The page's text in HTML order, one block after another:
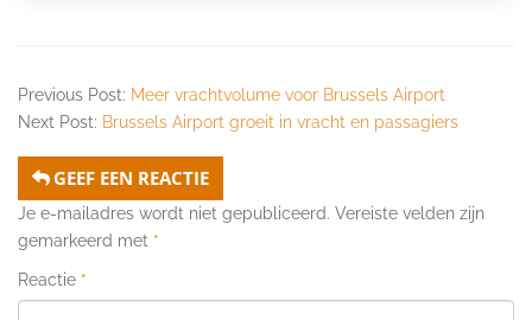
Previous Post: Meer vrachtvolume voor Brussels Airport
Next Post: Brussels Airport groeit in vracht en passagiers
GEEF EEN REACTIE
Je e-mailadres wordt niet gepubliceerd. Vereiste velden zijn
gemarkeerd met *
Reactie *